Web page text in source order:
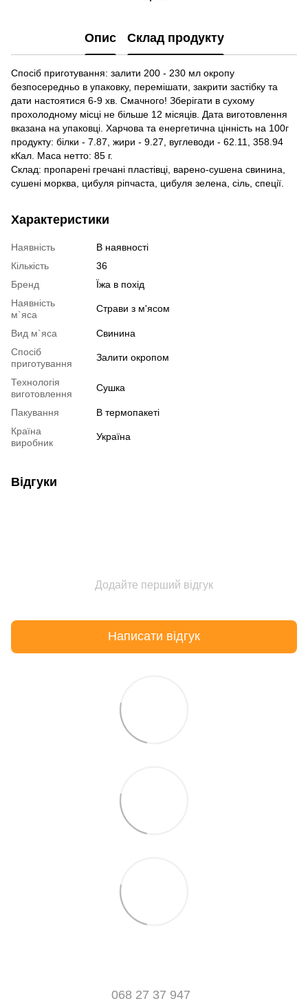
Опис Склад продукту
Спосіб приготування: залити 200 - 230 мл окропу
безпосередньо в упаковку, перемішати, закрити застібку та
дати настоятися 6-9 хв. Смачного! Зберігати в сухому
прохолодному місці не більше 12 місяців. Дата виготовлення
вказана на упаковці. Харчова та енергетична цінність на 100г
продукту: білки - 7.87, жири - 9.27, вуглеводи - 62.11, 358.94
кКал. Маса нетто: 85 г.
Склад: пропарені гречані пластівці, варено-сушена свинина,
сушені морква, цибуля ріпчаста, цибуля зелена, сіль, спеції.
Характеристики
Наявність
В наявності
Кількість
36
Бренд
Їжа в похід
Наявність
м`яса
Страви з м'ясом
Вид м`яса
Свинина
Спосіб
приготування
Залити окропом
Технологія
виготовлення
Сушка
Пакування
В термопакеті
Країна
виробник
Україна
Відгуки
Додайте перший відгук
Написати відгук
068 27 37 947